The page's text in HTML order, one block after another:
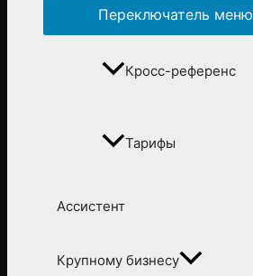
Переключатель меню
Кросс-референс
Тарифы
Ассистент
Крупному бизнесу